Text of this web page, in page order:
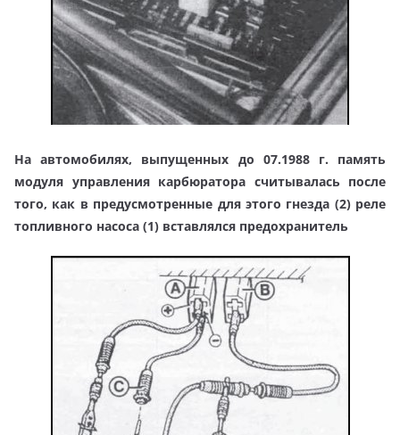
На автомобилях, выпущенных до 07.1988 г. память
модуля управления карбюратора считывалась после
того, как в предусмотренные для этого гнезда (2) реле
топливного насоса (1) вставлялся предохранитель